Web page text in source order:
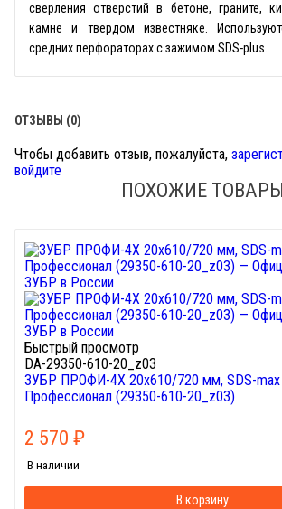
сверления отверстий в бетоне, граните,
камне и твердом известняке.
средних перфораторах с зажимом SDS-plus.
ОТЗЫВЫ (0)
Чтобы добавить отзыв, пожалуйста,
войдите
ПОХОЖИЕ ТОВАРЫ
Быстрый просмотр
DA-29350-610-20_z03
ЗУБР ПРОФИ-4Х 20x610/720 мм, SDS-max
Профессионал (29350-610-20_z03)
2 570 ₽
В наличии
В корзину